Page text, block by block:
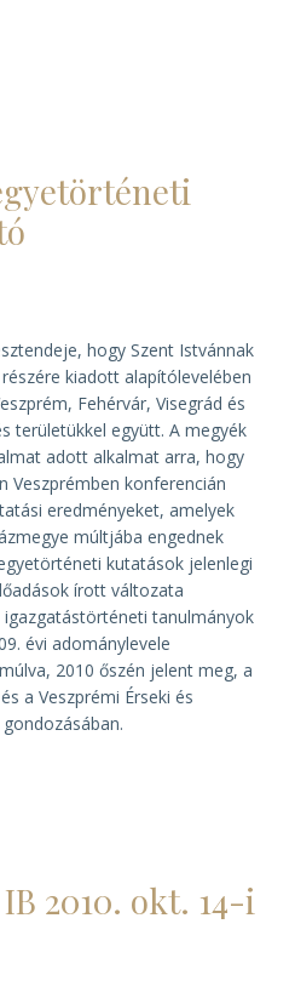
hogy Szent Istvánnak
kiadott alapítólevelében
Fehérvár, Visegrád és
területükkel együtt. A megyék
adott alkalmat arra, hogy
Veszprémben konferencián
eredményeket, amelyek
múltjába engednek
kutatások jelenlegi
írott változata
tanulmányok
évi adománylevele
2010 őszén jelent meg, a
a Veszprémi Érseki és
2010. okt. 14-i